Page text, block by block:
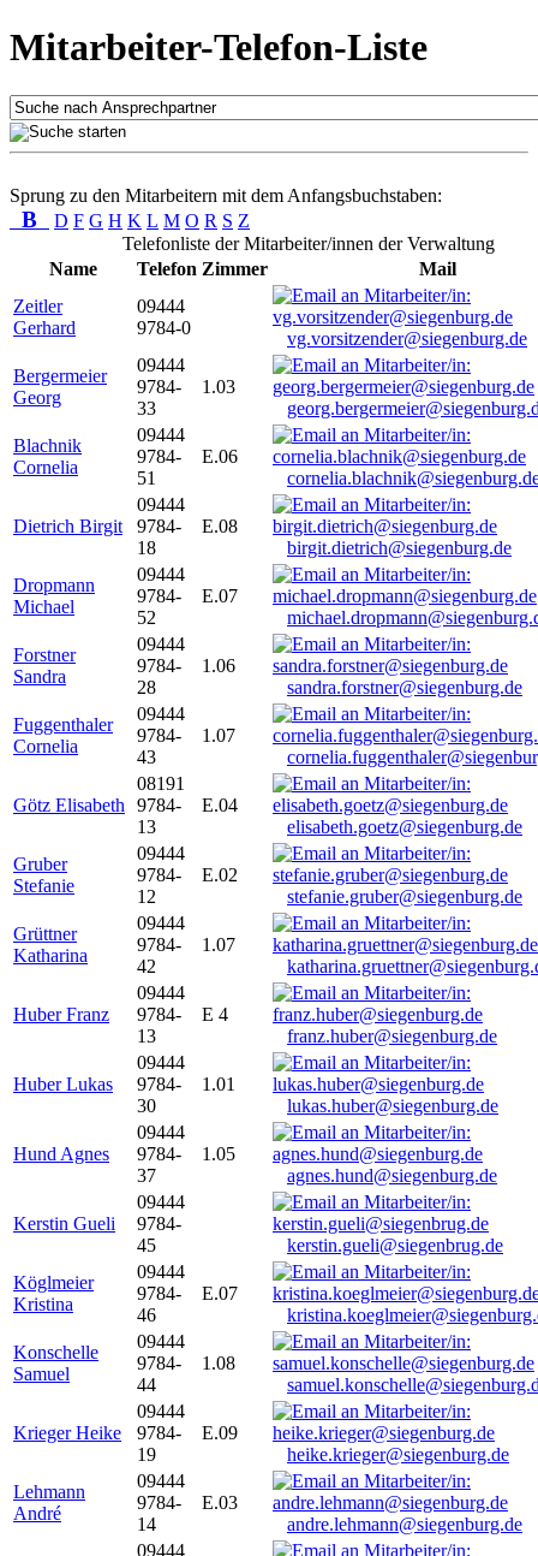
Mitarbeiter-Telefon-Liste
Sprung zu den Mitarbeitern mit dem Anfangsbuchstaben:
B D F G H K L M O R S Z
Telefonliste der Mitarbeiter/innen der Verwaltung
Name
Telefon Zimmer
Mail
Zeitler
Gerhard
09444
9784-0
vg.vorsitzender@siegenburg.de
Bergermeier
Georg
09444
9784-
33
1.03
Blachnik
Cornelia
09444
9784-
51
E.06
Dietrich Birgit
09444
9784-
18
E.08
birgit.dietrich@siegenburg.de
Dropmann
Michael
09444
9784-
52
E.07
Forstner
Sandra
09444
9784-
28
1.06
sandra.forstner@siegenburg.de
Fuggenthaler
Cornelia
09444
9784-
43
1.07
Götz Elisabeth
08191
9784-
13
E.04
elisabeth.goetz@siegenburg.de
Gruber
Stefanie
09444
9784-
12
E.02
stefanie.gruber@siegenburg.de
Grüttner
Katharina
09444
9784-
42
1.07
Huber Franz
09444
9784-
13
E 4
franz.huber@siegenburg.de
Huber Lukas
09444
9784-
30
1.01
lukas.huber@siegenburg.de
Hund Agnes
09444
9784-
37
1.05
agnes.hund@siegenburg.de
Kerstin Gueli
09444
9784-
45
kerstin.gueli@siegenbrug.de
Köglmeier
Kristina
09444
9784-
46
E.07
Konschelle
Samuel
09444
9784-
44
1.08
Krieger Heike
09444
9784-
19
E.09
heike.krieger@siegenburg.de
Lehmann
André
09444
9784-
14
E.03
andre.lehmann@siegenburg.de
09444